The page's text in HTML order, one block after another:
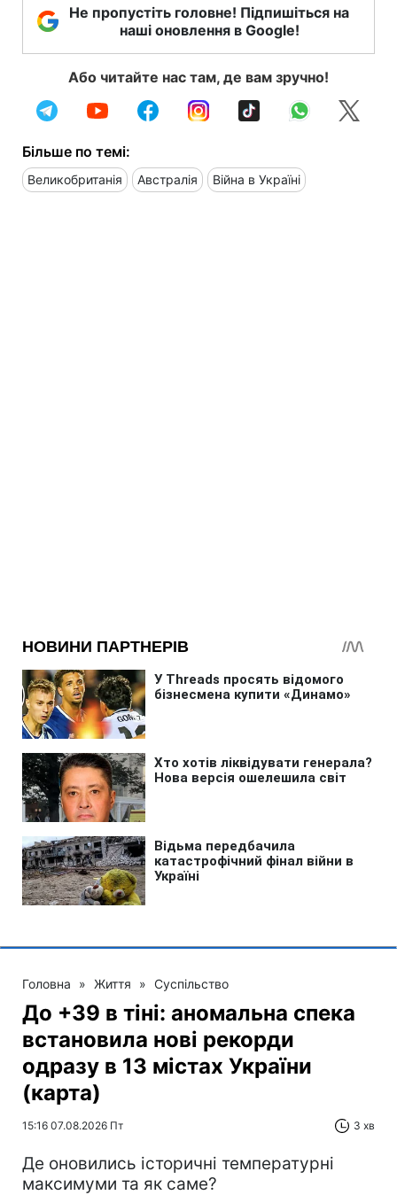
Не пропустіть головне! Підпишіться на
наші оновлення в Google!
Або читайте нас там, де вам зручно!
Більше по темі:
Великобританія Австралія Війна в Україні
Головна » Життя » Суспільство
До +39 в тіні: аномальна спека
встановила нові рекорди
одразу в 13 містах України
(карта)
15:16 07.08.2026 Пт 3 хв
Де оновились історичні температурні
максимуми та як саме?